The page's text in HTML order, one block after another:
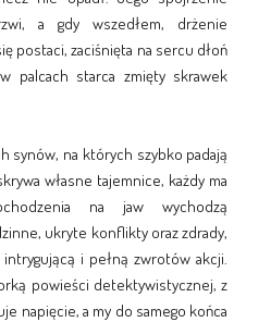
a gdy wszedłem, drżenie
postaci, zaciśnięta na sercu dłoń
palcach starca zmięty skrawek
synów, na których szybko padają
własne tajemnice, każdy ma
na jaw wychodzą
ukryte konflikty oraz zdrady,
i pełną zwrotów akcji.
powieści detektywistycznej, z
napięcie, a my do samego końca